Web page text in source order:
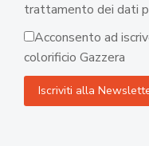
trattamento dei dati
Acconsento ad
colorificio Gazzera